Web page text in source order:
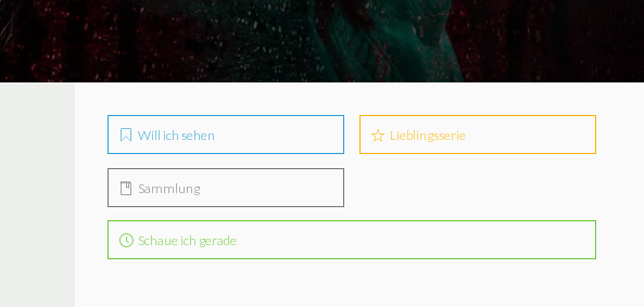
Will ich sehen Lieblingsserie
Sammlung
Schaue ich gerade